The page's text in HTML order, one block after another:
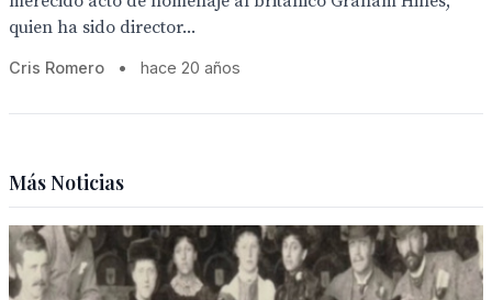
quien ha sido director...
Cris Romero • hace 20 años
Más Noticias